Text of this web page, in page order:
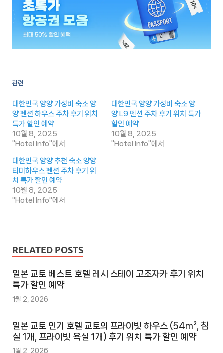
관련
대한민국 양양 가성비 숙소 양
양 펜션 하우스 주차 후기 위치
특가 할인 예약
10월 8, 2025
"Hotel Info"에서
대한민국 양양 가성비 숙소 양
양 L9 펜션 주차 후기 위치 특가
할인 예약
10월 8, 2025
"Hotel Info"에서
대한민국 양양 추천 숙소 양양
티미하우스 펜션 주차 후기 위
치 특가 할인 예약
10월 8, 2025
"Hotel Info"에서
RELATED POSTS
일본 교토 베스트 호텔 레시 스테이 고조자카 후기 위치
특가 할인 예약
1월 2, 2026
일본 교토 인기 호텔 교토의 프라이빗 하우스 (54m², 침
실 1개, 프라이빗 욕실 1개) 후기 위치 특가 할인 예약
1월 2, 2026